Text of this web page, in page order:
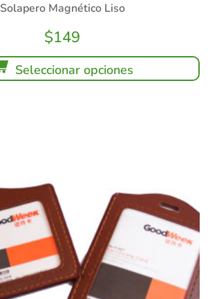
Solapero Magnético Liso
$149
Seleccionar opciones